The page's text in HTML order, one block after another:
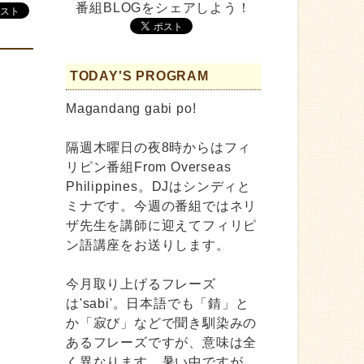
番組BLOGをシェアしよう！
TODAY'S PROGRAM
Magandang gabi po!
隔週木曜日の夜8時からはフィ
リピン番組From Overseas
Philippines。DJはシンディと
ミナです。今週の番組ではネリ
ザ先生を講師に迎えてフィリピ
ン語講座をお送りします。
今月取り上げるフレーズ
は'sabi'。日本語でも「錆」と
か「寂び」などで聞き馴染みの
あるフレーズですが、意味は全